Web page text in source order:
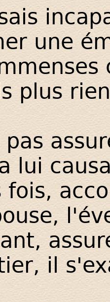
une
plus
lui
fois,
il